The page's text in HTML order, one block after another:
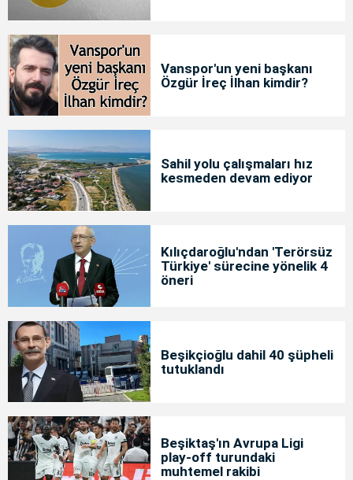
Vanspor'un yeni başkanı
Özgür İreç İlhan kimdir?
Sahil yolu çalışmaları hız
kesmeden devam ediyor
Kılıçdaroğlu'ndan 'Terörsüz
Türkiye' sürecine yönelik 4
öneri
Beşikçioğlu dahil 40 şüpheli
tutuklandı
Beşiktaş'ın Avrupa Ligi
play-off turundaki
muhtemel rakibi